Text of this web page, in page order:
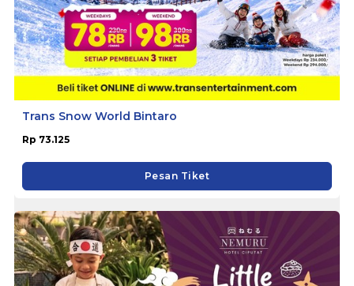
Trans Snow World Bintaro
Rp 73.125
Pesan Tiket